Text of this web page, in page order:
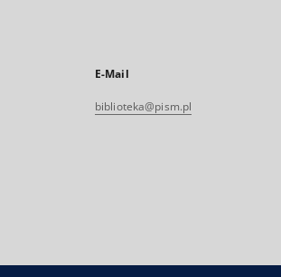
E-Mail
biblioteka@pism.pl